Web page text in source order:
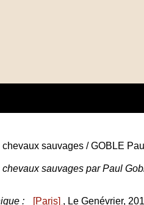
sauvages / GOBLE
sauvages par Paul
: [Paris] , Le Genévrier,